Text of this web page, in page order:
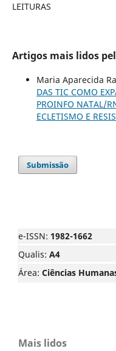
LEITURAS
Artigos mais lidos
Maria Aparecida
DAS TIC COMO
PROINFO NATAL/
ECLETISMO E
Submissão
e-ISSN: 1982-1662
Qualis: A4
Área: Ciências
Mais lidos